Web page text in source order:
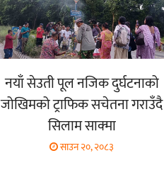
नयाँ सेउती पूल नजिक दुर्घटनाको
जोखिमको ट्राफिक सचेतना गराउँदै
सिलाम साक्मा
साउन २०, २०८३